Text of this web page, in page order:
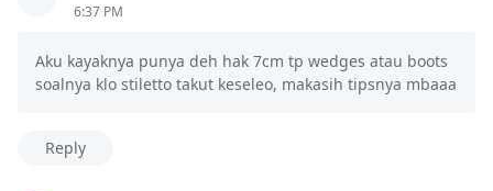
6:37 PM
Aku kayaknya punya deh hak 7cm tp wedges atau boots
soalnya klo stiletto takut keseleo, makasih tipsnya mbaaa
Reply